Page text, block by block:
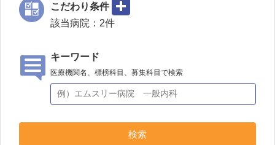
こだわり条件
該当病院： 2件
キーワード
医療機関名、標榜科目、募集科目で検索
検索